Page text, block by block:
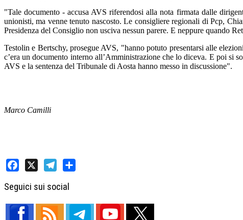
"Tale documento - accusa AVS riferendosi alla nota firmata dalle
unionisti, ma venne tenuto nascosto. Le consigliere regionali di Pcp,
Presidenza del Consiglio non usciva nessun parere. E neppure quando
Testolin e Bertschy, prosegue AVS, "hanno potuto presentarsi alle
c’era un documento interno all’Amministrazione che lo diceva. E poi si
AVS e la sentenza del Tribunale di Aosta hanno messo in discussione".
Marco Camilli
Seguici sui social